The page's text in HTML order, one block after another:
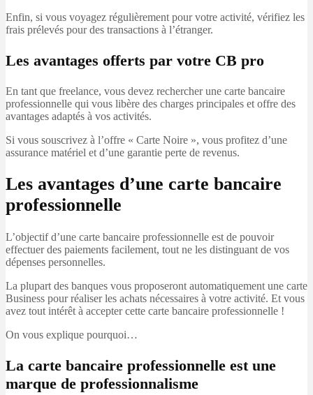
Enfin, si vous voyagez régulièrement pour votre activité, vérifiez les
frais prélevés pour des transactions à l’étranger.
Les avantages offerts par votre CB pro
En tant que freelance, vous devez rechercher une carte bancaire
professionnelle qui vous libère des charges principales et offre des
avantages adaptés à vos activités.
Si vous souscrivez à l’offre « Carte Noire », vous profitez d’une
assurance matériel et d’une garantie perte de revenus.
Les avantages d’une carte bancaire
professionnelle
L’objectif d’une carte bancaire professionnelle est de pouvoir
effectuer des paiements facilement, tout ne les distinguant de vos
dépenses personnelles.
La plupart des banques vous proposeront automatiquement une carte
Business pour réaliser les achats nécessaires à votre activité. Et vous
avez tout intérêt à accepter cette carte bancaire professionnelle !
On vous explique pourquoi…
La carte bancaire professionnelle est une
marque de professionnalisme